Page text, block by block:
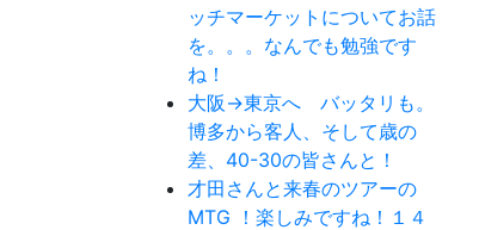
ッチマーケットについてお話
を。。。なんでも勉強です
ね！
大阪→東京へ バッタリも。
博多から客人、そして歳の
差、40-30の皆さんと！
才田さんと来春のツアーの
MTG ！楽しみですね！１４